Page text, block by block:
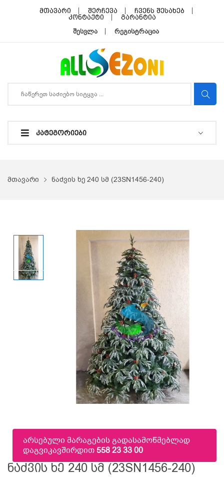
მთავარი შერჩევა
ჩვენს შესახებ
კონტაქტი
გარანტია
შესვლა რეგისტრაცია
ᲙᲐᲢᲔᲒᲝᲠᲘᲔᲑᲘ
მთავარი ნაძვის ხე 240 სმ (23SN1456-240)
არსებული მარაგების გადასამოწმებლად
დაგვიკავშირდით558 23 33 00
Ნაძვის Ხე 240 Სმ (23SN1456-240)